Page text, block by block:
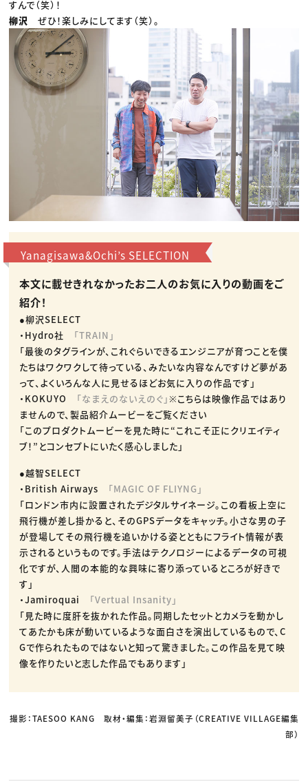
すんで（笑）！
柳沢ぜひ！楽しみにしてます（笑）。
Yanagisawa&Ochi’s SELECTION
本文に載せきれなかったお二人のお気に入りの動画をご
紹介！
●柳沢SELECT
・Hydro社 「TRAIN」
「最後のタグラインが、これぐらいできるエンジニアが育つことを僕
たちはワクワクして待っている、みたいな内容なんですけど夢があ
って、よくいろんな人に見せるほどお気に入りの作品です」
・KOKUYO 「なまえのないえのぐ」※こちらは映像作品ではあり
ませんので、製品紹介ムービーをご覧ください
「このプロダクトムービーを見た時に“これこそ正にクリエイティ
ブ！”とコンセプトにいたく感心しました」
●越智SELECT
・British Airways 「MAGIC OF FLIYNG」
「ロンドン市内に設置されたデジタルサイネージ。この看板上空に
飛行機が差し掛かると、そのGPSデータをキャッチ。小さな男の子
が登場してその飛行機を追いかける姿とともにフライト情報が表
示されるというものです。手法はテクノロジーによるデータの可視
化ですが、人間の本能的な興味に寄り添っているところが好きで
す」
・Jamiroquai 「Vertual Insanity」
「見た時に度肝を抜かれた作品。同期したセットとカメラを動かし
てあたかも床が動いているような面白さを演出しているもので、C
Gで作られたものではないと知って驚きました。この作品を見て映
像を作りたいと志した作品でもあります」
撮影：TAESOO KANG 取材・編集：岩淵留美子（CREATIVE VILLAGE編集
部）